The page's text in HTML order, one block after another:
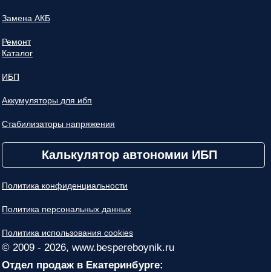
Замена АКБ
Ремонт
Каталог
ИБП
Аккумуляторы для ибп
Стабилизаторы напряжения
Калькулятор автономии ИБП
Политика конфиденциальности
Политика персональных данных
Политика использования cookies
© 2009 - 2026, www.bespereboynik.ru
Отдел продаж в Екатеринбурге: